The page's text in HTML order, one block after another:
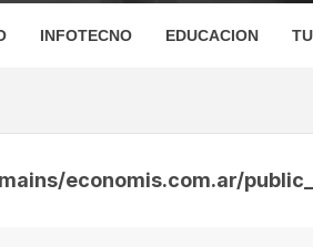
INFOTECNO EDUCACION
economis.com.ar/